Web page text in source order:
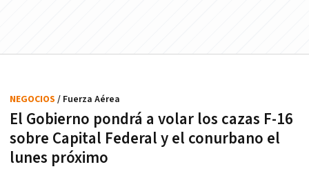
El Gobierno pondrá a volar los cazas F-16
sobre Capital Federal y el conurbano el
lunes próximo
NEGOCIOS / Fuerza Aérea